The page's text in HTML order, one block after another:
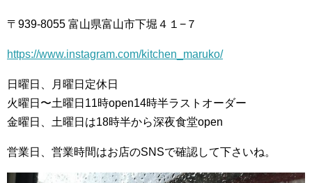
〒939-8055 富山県富山市下堀４１−７
https://www.instagram.com/kitchen_maruko/
日曜日、月曜日定休日
火曜日〜土曜日11時open14時半ラストオーダー
金曜日、土曜日は18時半から深夜食堂open
営業日、営業時間はお店のSNSで確認して下さいね。